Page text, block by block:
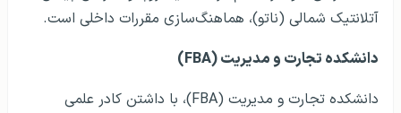
آتلانتیک شمالی (ناتو)، هماهنگ‌سازی مقررات داخلی است.
دانشکده تجارت و مدیریت (FBA)
دانشکده تجارت و مدیریت (FBA)، با داشتن کادر علمی